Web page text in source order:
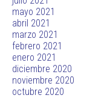
mayo 2021
abril 2021
marzo 2021
febrero 2021
enero 2021
diciembre 2020
noviembre 2020
octubre 2020